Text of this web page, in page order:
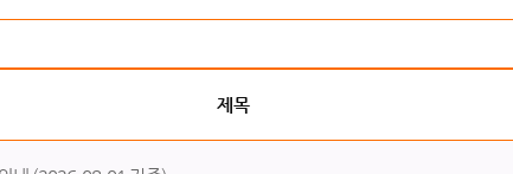
제목